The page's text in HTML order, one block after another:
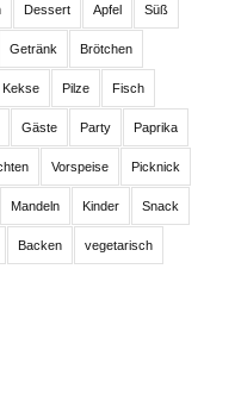
Dessert Apfel Süß
Getränk Brötchen
Kekse Pilze Fisch
Gäste Party Paprika
Vorspeise Picknick
Mandeln Kinder Snack
Backen vegetarisch